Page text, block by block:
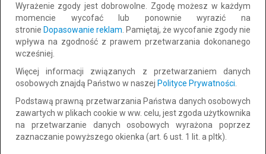
Szybka i bezpłatna obsługa pożyczki.
Dodano: 2026-08-04 13:22:37
5 000 zł
do negocjacji
Dodaj do schowka
Wyrażenie zgody jest dobrowolne. Zgodę możesz w każdym
momencie wycofać lub ponownie wyrazić na
stronie Dopasowanie reklam . Pamiętaj, że wycofanie zgody nie
wpływa na zgodność z prawem przetwarzania dokonanego
wcześniej.
Więcej informacji związanych z przetwarzaniem danych
osobowych znajdą Państwo w naszej Polityce Prywatności
Podstawą prawną przetwarzania Państwa danych osobowych
zawartych w plikach cookie w ww. celu, jest zgoda użytkownika
na przetwarzanie danych osobowych wyrażona poprzez
zaznaczanie powyższego okienka (art. 6 ust. 1 lit. a pltk).